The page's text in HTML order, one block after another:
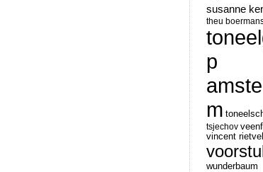
susanne
theu
p
m
tsjechov
vincent
wunderbaum